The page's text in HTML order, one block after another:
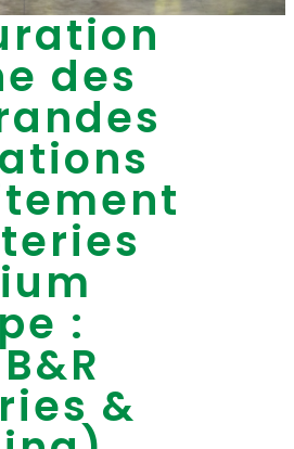
des
:
&